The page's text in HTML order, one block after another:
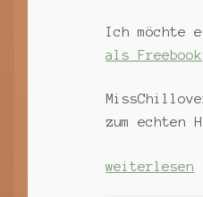
Ich möchte
als Freebook
zum echten
weiterlesen